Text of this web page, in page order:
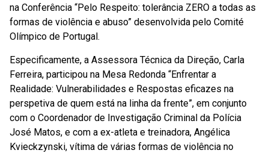
na Conferência “Pelo Respeito: tolerância ZERO a todas as
formas de violência e abuso” desenvolvida pelo Comité
Olímpico de Portugal.
Especificamente, a Assessora Técnica da Direção, Carla
Ferreira, participou na Mesa Redonda “Enfrentar a
Realidade: Vulnerabilidades e Respostas eficazes na
perspetiva de quem está na linha da frente”, em conjunto
com o Coordenador de Investigação Criminal da Polícia
José Matos, e com a ex-atleta e treinadora, Angélica
Kvieckzynski, vítima de várias formas de violência no